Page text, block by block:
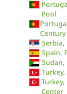
Pool
Serbia,
Spain,
Sudan,
Center